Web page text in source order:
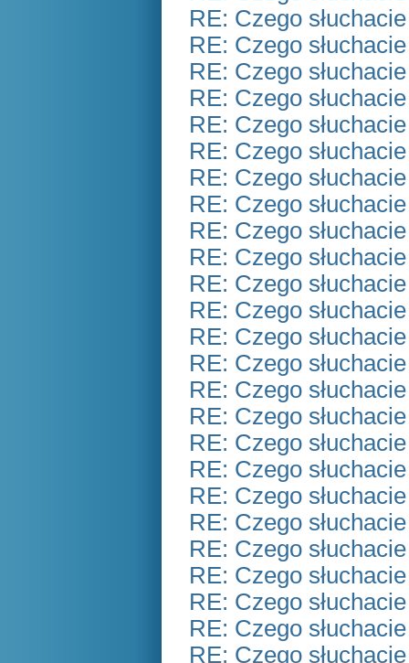
RE: Czego
RE: Czego
RE: Czego
RE: Czego
RE: Czego
RE: Czego
RE: Czego
RE: Czego
RE: Czego
RE: Czego
RE: Czego
RE: Czego
RE: Czego
RE: Czego
RE: Czego
RE: Czego
RE: Czego
RE: Czego
RE: Czego
RE: Czego
RE: Czego
RE: Czego
RE: Czego
RE: Czego
RE: Czego